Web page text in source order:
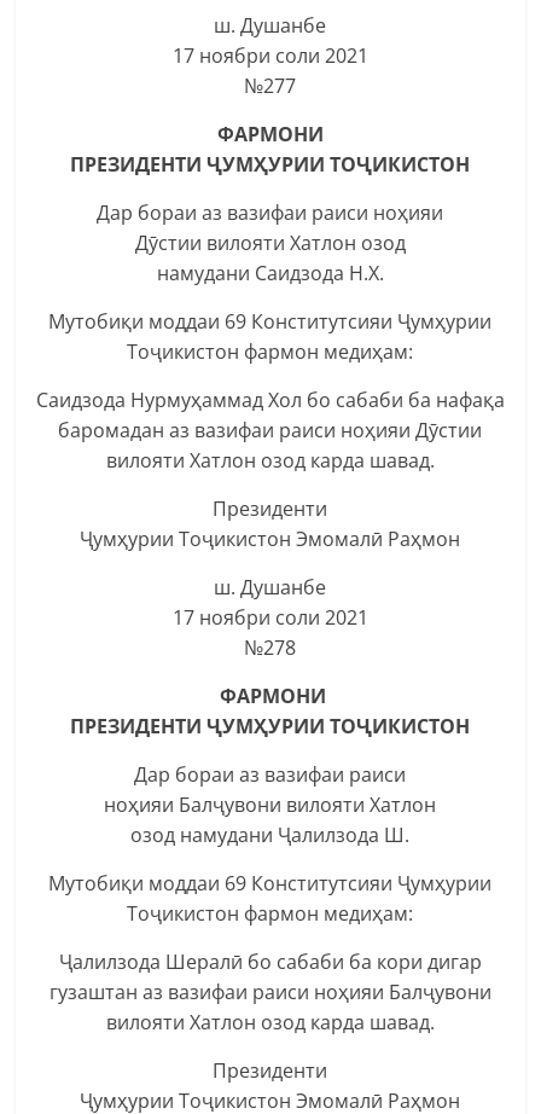
ш. Душанбе
17 ноябри соли 2021
№277
ФАРМОНИ
ПРЕЗИДЕНТИ ҶУМҲУРИИ ТОҶИКИСТОН
Дар бораи аз вазифаи раиси ноҳияи
Дӯстии вилояти Хатлон озод
намудани Саидзода Н.Х.
Мутобиқи моддаи 69 Конститутсияи Ҷумҳурии
Тоҷикистон фармон медиҳам:
Саидзода Нурмуҳаммад Хол бо сабаби ба нафақа
баромадан аз вазифаи раиси ноҳияи Дӯстии
вилояти Хатлон озод карда шавад.
Президенти
Ҷумҳурии Тоҷикистон Эмомалӣ Раҳмон
ш. Душанбе
17 ноябри соли 2021
№278
ФАРМОНИ
ПРЕЗИДЕНТИ ҶУМҲУРИИ ТОҶИКИСТОН
Дар бораи аз вазифаи раиси
ноҳияи Балҷувони вилояти Хатлон
озод намудани Ҷалилзода Ш.
Мутобиқи моддаи 69 Конститутсияи Ҷумҳурии
Тоҷикистон фармон медиҳам:
Ҷалилзода Шералӣ бо сабаби ба кори дигар
гузаштан аз вазифаи раиси ноҳияи Балҷувони
вилояти Хатлон озод карда шавад.
Президенти
Ҷумҳурии Тоҷикистон Эмомалӣ Раҳмон